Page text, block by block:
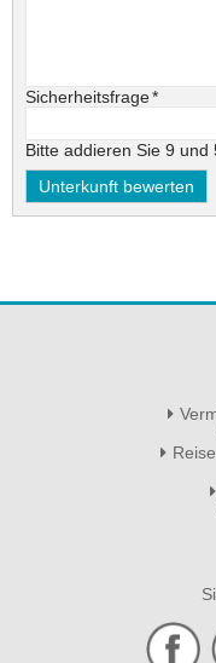
Pflichtfeld
Sicherheitsfrage*
Bitte addieren Sie 9 und